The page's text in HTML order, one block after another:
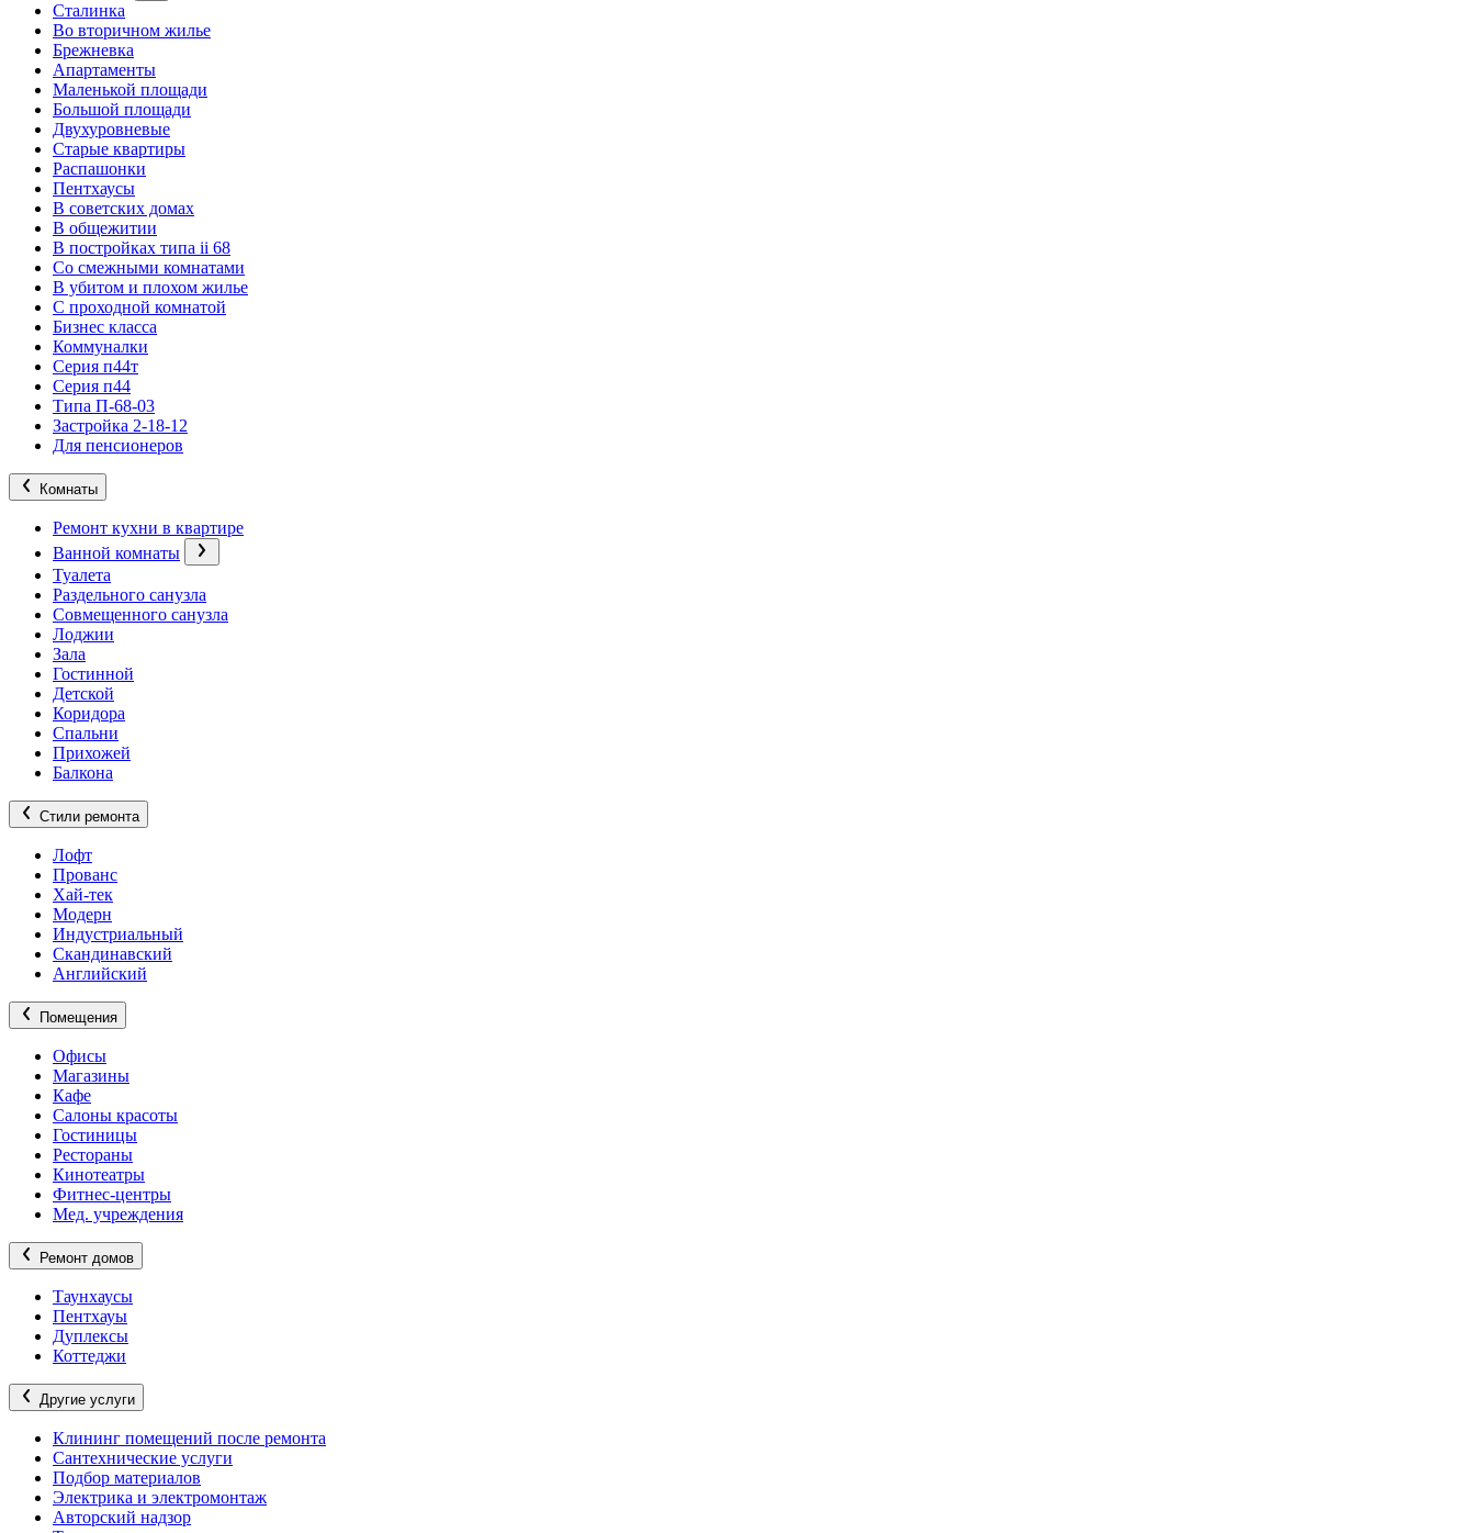
Сталинка
Во вторичном жилье
Брежневка
Апартаменты
Маленькой площади
Большой площади
Двухуровневые
Старые квартиры
Распашонки
Пентхаусы
В советских домах
В общежитии
В постройках типа ii 68
Со смежными комнатами
В убитом и плохом жилье
С проходной комнатой
Бизнес класса
Коммуналки
Серия п44т
Серия п44
Типа П-68-03
Застройка 2-18-12
Для пенсионеров
Комнаты
Ремонт кухни в квартире
Ванной комнаты
Туалета
Раздельного санузла
Совмещенного санузла
Лоджии
Зала
Гостинной
Детской
Коридора
Спальни
Прихожей
Балкона
Стили ремонта
Лофт
Прованс
Хай-тек
Модерн
Индустриальный
Скандинавский
Английский
Помещения
Офисы
Магазины
Кафе
Салоны красоты
Гостиницы
Рестораны
Кинотеатры
Фитнес-центры
Мед. учреждения
Ремонт домов
Таунхаусы
Пентхауы
Дуплексы
Коттеджи
Другие услуги
Клининг помещений после ремонта
Сантехнические услуги
Подбор материалов
Электрика и электромонтаж
Авторский надзор